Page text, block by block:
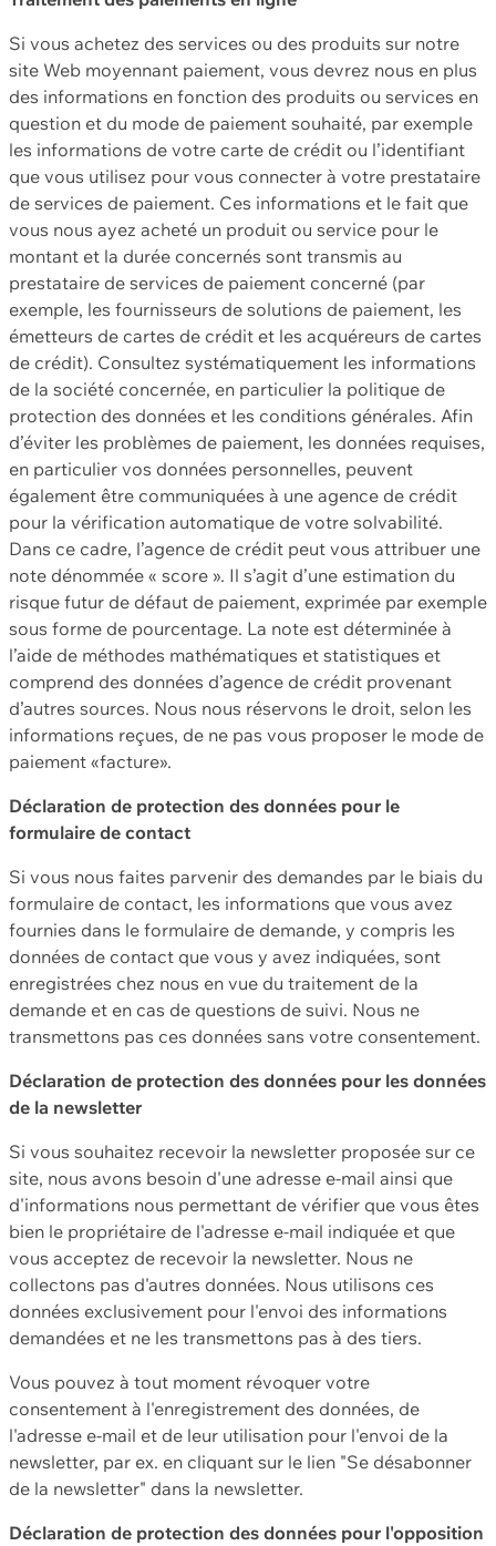
Si vous achetez des services ou des produits sur notre
site Web moyennant paiement, vous devrez nous en plus
des informations en fonction des produits ou services en
question et du mode de paiement souhaité, par exemple
les informations de votre carte de crédit ou l’identifiant
que vous utilisez pour vous connecter à votre prestataire
de services de paiement. Ces informations et le fait que
vous nous ayez acheté un produit ou service pour le
montant et la durée concernés sont transmis au
prestataire de services de paiement concerné (par
exemple, les fournisseurs de solutions de paiement, les
émetteurs de cartes de crédit et les acquéreurs de cartes
de crédit). Consultez systématiquement les informations
de la société concernée, en particulier la politique de
protection des données et les conditions générales. Afin
d’éviter les problèmes de paiement, les données requises,
en particulier vos données personnelles, peuvent
également être communiquées à une agence de crédit
pour la vérification automatique de votre solvabilité.
Dans ce cadre, l’agence de crédit peut vous attribuer une
note dénommée « score ». Il s’agit d’une estimation du
risque futur de défaut de paiement, exprimée par exemple
sous forme de pourcentage. La note est déterminée à
l’aide de méthodes mathématiques et statistiques et
comprend des données d’agence de crédit provenant
d’autres sources. Nous nous réservons le droit, selon les
informations reçues, de ne pas vous proposer le mode de
paiement «facture».
Déclaration de protection des données pour le
formulaire de contact
Si vous nous faites parvenir des demandes par le biais du
formulaire de contact, les informations que vous avez
fournies dans le formulaire de demande, y compris les
données de contact que vous y avez indiquées, sont
enregistrées chez nous en vue du traitement de la
demande et en cas de questions de suivi. Nous ne
transmettons pas ces données sans votre consentement.
Déclaration de protection des données pour les données
de la newsletter
Si vous souhaitez recevoir la newsletter proposée sur ce
site, nous avons besoin d'une adresse e-mail ainsi que
d'informations nous permettant de vérifier que vous êtes
bien le propriétaire de l'adresse e-mail indiquée et que
vous acceptez de recevoir la newsletter. Nous ne
collectons pas d'autres données. Nous utilisons ces
données exclusivement pour l'envoi des informations
demandées et ne les transmettons pas à des tiers.
Vous pouvez à tout moment révoquer votre
consentement à l'enregistrement des données, de
l'adresse e-mail et de leur utilisation pour l'envoi de la
newsletter, par ex. en cliquant sur le lien "Se désabonner
de la newsletter" dans la newsletter.
Déclaration de protection des données pour l'opposition